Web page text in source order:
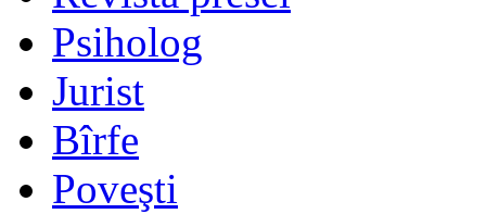
Psiholog
Jurist
Bîrfe
Poveşti